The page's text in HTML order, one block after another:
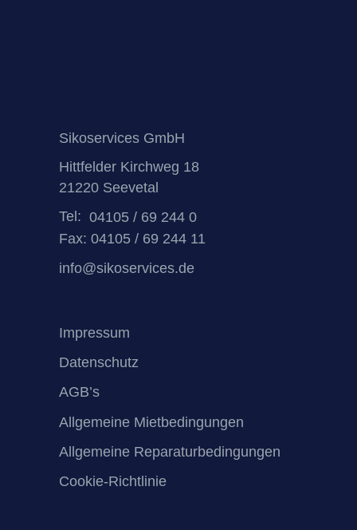
Sikoservices GmbH
Hittfelder Kirchweg 18
21220 Seevetal
Tel: 04105 / 69 244 0
Fax: 04105 / 69 244 11
info@sikoservices.de
Impressum
Datenschutz
AGB’s
Allgemeine Mietbedingungen
Allgemeine Reparaturbedingungen
Cookie-Richtlinie